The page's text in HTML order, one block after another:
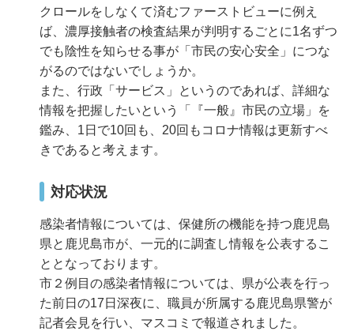
クロールをしなくて済むファーストビューに例え
ば、濃厚接触者の検査結果が判明するごとに1名ずつ
でも陰性を知らせる事が「市民の安心安全」につな
がるのではないでしょうか。
また、行政「サービス」というのであれば、詳細な
情報を把握したいという「『一般』市民の立場」を
鑑み、1日で10回も、20回もコロナ情報は更新すべ
きであると考えます。
対応状況
感染者情報については、保健所の機能を持つ鹿児島
県と鹿児島市が、一元的に調査し情報を公表するこ
ととなっております。
市２例目の感染者情報については、県が公表を行っ
た前日の17日深夜に、職員が所属する鹿児島県警が
記者会見を行い、マスコミで報道されました。